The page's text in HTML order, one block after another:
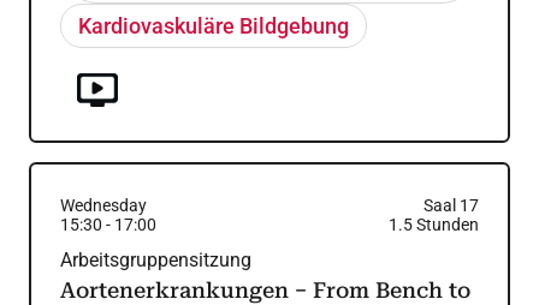
Kardiovaskuläre Bildgebung
Wednesday
Saal 17
15:30 - 17:00 1.5Stunden
Arbeitsgruppensitzung
Aortenerkrankungen − From Bench to